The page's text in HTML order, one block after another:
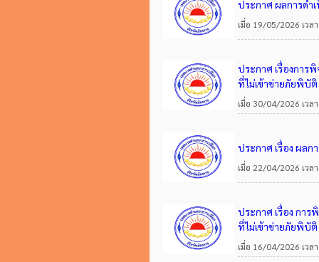
ประกาศ ผลการดำ
เมื่อ 19/05/2026 เวล
ประกาศ เรื่องการ
ที่ไม่เข้าข่ายภัยพิบัติ
เมื่อ 30/04/2026 เวล
ประกาศ เรื่อง ผล
เมื่อ 22/04/2026 เวล
ประกาศ เรื่อง กา
ที่ไม่เข้าข่ายภัยพิบั
เมื่อ 16/04/2026 เวล